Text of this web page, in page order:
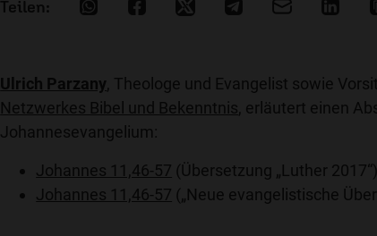
Ulrich Parzany , Theologe und Evangelist sowie
Netzwerkes Bibel und Bekenntnis , erläutert einen
Johannesevangelium:
Johannes 11,46-57 (Übersetzung „Luther 2017“)
Johannes 11,46-57 („Neue evangelistische